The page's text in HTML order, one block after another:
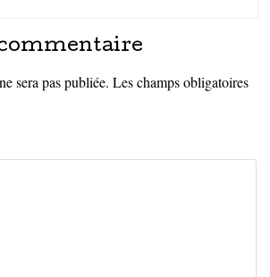
sera pas publiée. Les champs obligatoires